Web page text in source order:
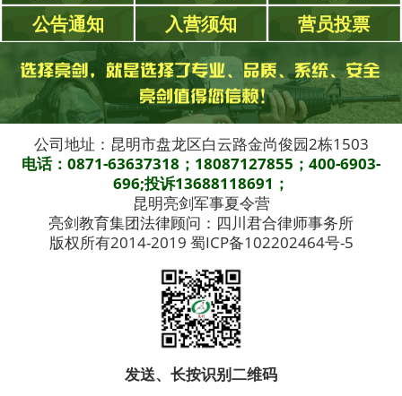
公告通知
入营须知 营员投票
公司地址：昆明市盘龙区白云路金尚俊园2栋1503
电话：0871-63637318；18087127855；400-6903-
696;投诉13688118691；
昆明亮剑军事夏令营
亮剑教育集团法律顾问：四川君合律师事务所
版权所有2014-2019 蜀ICP备102202464号-5
发送、长按识别二维码